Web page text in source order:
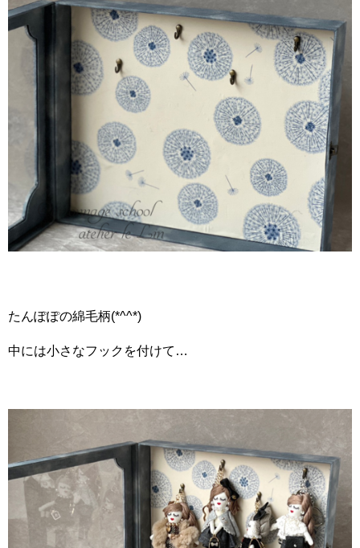
たんぽぽの綿毛柄(*^^*)
中には小さなフックを付けて…